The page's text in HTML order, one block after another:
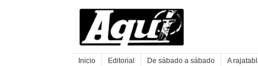
Inicio Editorial De sábado a sábado A